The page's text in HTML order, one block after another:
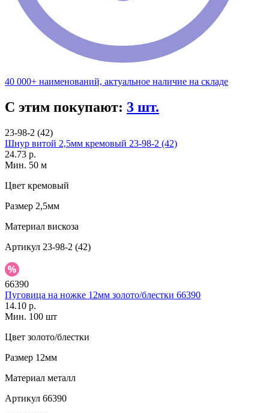
40 000+ наименований, актуальное наличие на складе
С этим покупают: 3 шт.
23-98-2 (42)
Шнур витой 2,5мм кремовый 23-98-2 (42)
24.73 р.
Мин. 50 м
Цвет кремовый
Размер 2,5мм
Материал вискоза
Артикул 23-98-2 (42)
66390
Пуговица на ножке 12мм золото/блестки 66390
14.10 р.
Мин. 100 шт
Цвет золото/блестки
Размер 12мм
Материал металл
Артикул 66390